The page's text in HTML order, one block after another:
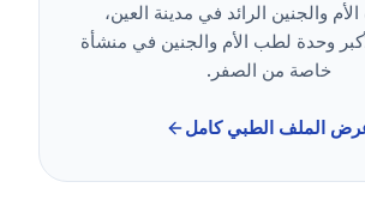
والجنين الرائد في مدينة العين،
وحدة لطب الأم والجنين في منشأة
خاصة من الصفر.
الملف الطبي كامل